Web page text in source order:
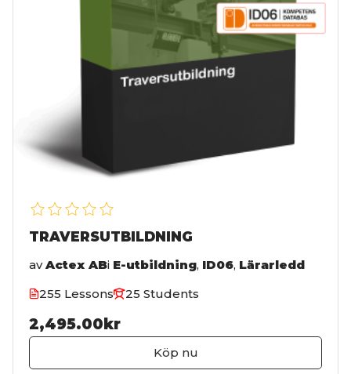
TRAVERSUTBILDNING
av Actex ABi E-utbildning, ID06, Lärarledd
255 Lessons
25 Students
2,495.00kr
Köp nu